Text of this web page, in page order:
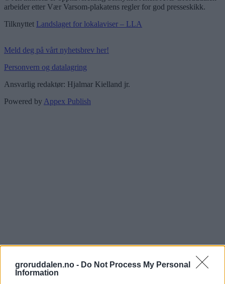
groruddalen.no - Do Not Process My Personal
Information
arbeider etter Vær Varsom-plakatens regler for god presseskikk.
Tilknyttet Landslaget for lokalaviser – LLA
Meld deg på vårt nyhetsbrev her!
Personvern og datalagring
Ansvarlig redaktør: Hjalmar Kielland jr.
Powered by Appex Publish